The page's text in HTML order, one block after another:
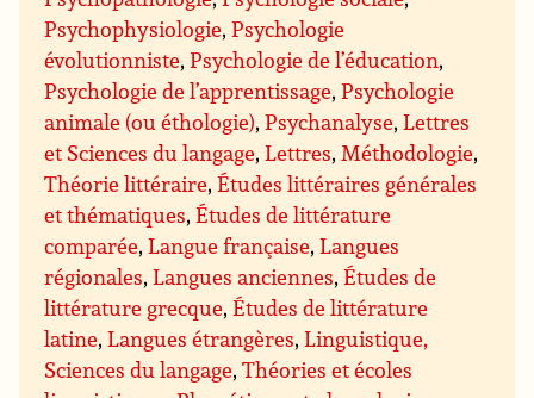
Psychophysiologie,Psychologie
évolutionniste,Psychologie de l’éducation,
Psychologie de l’apprentissage,Psychologie
animale (ou éthologie),Psychanalyse,Lettres
et Sciences du langage,Lettres, Méthodologie,
Théorie littéraire,Études littéraires générales
et thématiques,Études de littérature
comparée,Langue française,Langues
régionales,Langues anciennes,Études de
littérature grecque,Études de littérature
latine,Langues étrangères,Linguistique,
Sciences du langage,Théories et écoles